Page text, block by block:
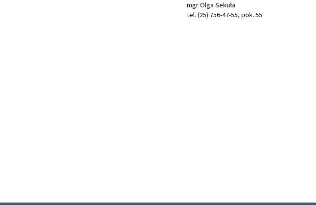
mgr Olga Sekuła
tel. (25) 756-47-55, pok. 55